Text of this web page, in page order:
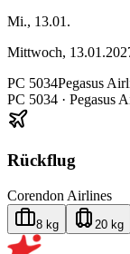
Mi., 13.01.
Mittwoch,
PC 5034Pegasus
PC 5034 · Pegasus
Rückflug
Corendon Airlines
8 kg 20 kg